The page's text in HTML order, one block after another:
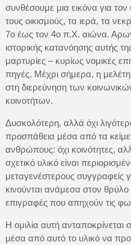
συνθέσουμε μια εικόνα για τον
τους οικισμούς, τα ιερά, τα
7ο έως τον 4ο π.Χ. αιώνα.
ιστορικής κατανόησης αυτής
μαρτυρίες – κυρίως νομικές
πηγές. Μέχρι σήμερα, η
στη διερεύνηση των
κοινοτήτων.
Δυσκολότερη, αλλά όχι
προσπάθεια μέσα από τα
ανθρώπους: όχι κοινότητες,
σχετικό υλικό είναι
μεταγενέστερους συγγραφείς
κινούνται ανάμεσα στον θρύλο
επιγραφές που απηχούν τις
Η ομιλία αυτή
μέσα από αυτό το υλικό να